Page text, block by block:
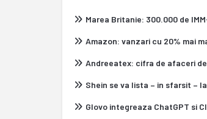
Marea Britanie: 300.000 de
Amazon: vanzari cu 20% mai
Andreeatex: cifra de afaceri de
Shein se va lista – in sfarsit –
Glovo integreaza ChatGPT si